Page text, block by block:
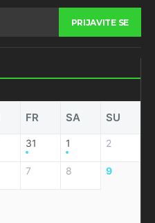
PRIJAVITE SE
FR SA SU
31 1 2
7 8 9